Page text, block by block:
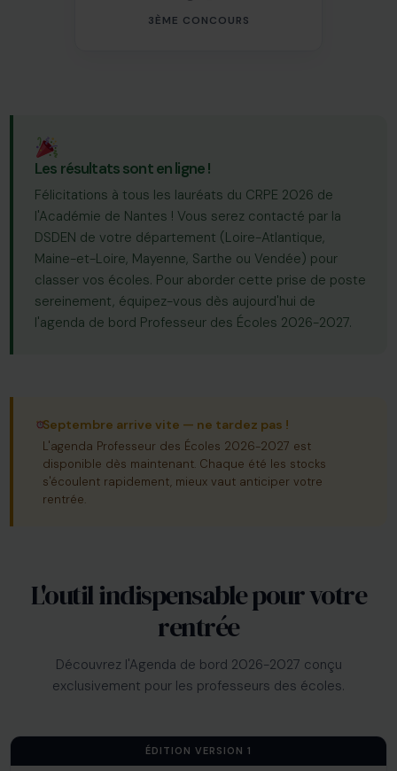
3ÈME CONCOURS
Les résultats sont en ligne !
Félicitations à tous les lauréats du CRPE 2026 de
l'Académie de Nantes ! Vous serez contacté par la
DSDEN de votre département (Loire-Atlantique,
Maine-et-Loire, Mayenne, Sarthe ou Vendée) pour
classer vos écoles. Pour aborder cette prise de poste
sereinement, équipez-vous dès aujourd'hui de
l'agenda de bord Professeur des Écoles 2026-2027.
Septembre arrive vite — ne tardez pas !
L'agenda Professeur des Écoles 2026-2027 est
disponible dès maintenant. Chaque été les stocks
s'écoulent rapidement, mieux vaut anticiper votre
rentrée.
L'outil indispensable pour votre
rentrée
Découvrez l'Agenda de bord 2026-2027 conçu
exclusivement pour les professeurs des écoles.
ÉDITION VERSION 1